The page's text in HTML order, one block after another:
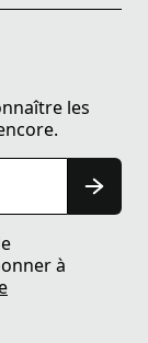
les
à